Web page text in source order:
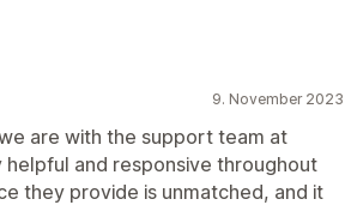
9. November 2023
are with the support team at
and responsive throughout
they provide is unmatched, and it